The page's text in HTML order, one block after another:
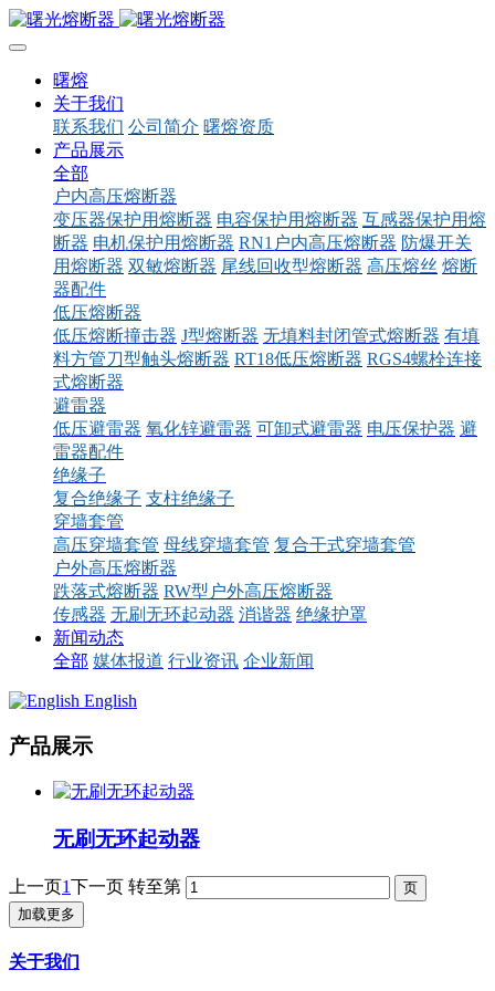
曙熔
关于我们
联系我们 公司简介 曙熔资质
产品展示
全部
户内高压熔断器
变压器保护用熔断器 电容保护用熔断器 互感器保护用熔
断器 电机保护用熔断器 RN1户内高压熔断器 防爆开关
用熔断器 双敏熔断器 尾线回收型熔断器 高压熔丝 熔断
器配件
低压熔断器
低压熔断撞击器 J型熔断器 无填料封闭管式熔断器 有填
料方管刀型触头熔断器 RT18低压熔断器 RGS4螺栓连接
式熔断器
避雷器
低压避雷器 氧化锌避雷器 可卸式避雷器 电压保护器 避
雷器配件
绝缘子
复合绝缘子 支柱绝缘子
穿墙套管
高压穿墙套管 母线穿墙套管 复合干式穿墙套管
户外高压熔断器
跌落式熔断器 RW型户外高压熔断器
传感器 无刷无环起动器 消谐器 绝缘护罩
新闻动态
全部 媒体报道 行业资讯 企业新闻
English
产品展示
无刷无环起动器
上一页1下一页 转至第
加载更多
关于我们